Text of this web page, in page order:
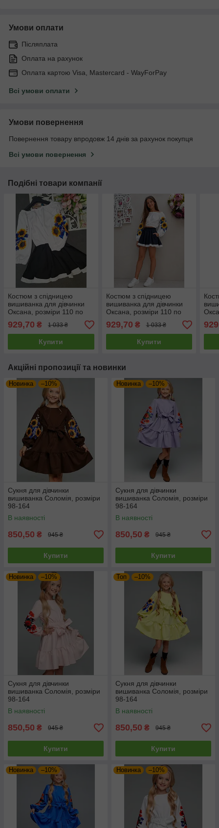
Умови оплати
Післяплата
Оплата на рахунок
Оплата картою Visa, Mastercard - WayForPay
Всі умови оплати
Умови повернення
Повернення товару впродовж 14 днів за рахунок покупця
Всі умови повернення
Подібні товари компанії
Костюм з спідницею
вишиванка для дівчинки
Оксана, розміри 110 по
158р.
929,70 ₴ 1 033 ₴
Купити
Костюм з спідницею
вишиванка для дівчинки
Оксана, розміри 110 по
158р.
929,70 ₴ 1 033 ₴
Купити
Акційні пропозиції та новинки
Новинка –10%
Сукня для дівчинки
вишиванка Соломія, розміри
98-164
В наявності
850,50 ₴ 945 ₴
Купити
Новинка –10%
Сукня для дівчинки
вишиванка Соломія, розміри
98-164
В наявності
850,50 ₴ 945 ₴
Купити
Новинка –10%
Сукня для дівчинки
вишиванка Соломія, розміри
98-164
В наявності
850,50 ₴ 945 ₴
Купити
Топ –10%
Сукня для дівчинки
вишиванка Соломія, розміри
98-164
В наявності
850,50 ₴ 945 ₴
Купити
Новинка –10% Новинка –10%